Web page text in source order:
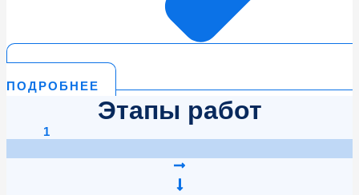
ПОДРОБНЕЕ
Этапы работ
1